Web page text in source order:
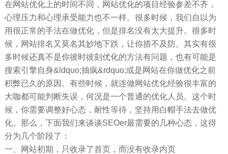
在网站优化上的时间不同，网站优化的项目经验参差不齐，
心理压力和心理承受能力也不一样。很多时候，我们自以为
用很正常的手法在做优化，但是排名没有太大提升。很多时
候，网站排名又莫名其妙地下跌，让你措不及防。其实有很
多时候还真不是你彼时彼刻优化的方法有问题，也有可能是
搜索引擎自身&ldquo;抽疯&rdquo;或是网站在你做优化之前
积弊已久的原因。有些时候，就连做网站优化经验很丰富的
大咖都可能判断失误，何况是一个普通的优化人员。这个时
候，你需要调整好心态，耐性等待，坚持用白帽手法去做优
化。那么，下面我们来谈谈SEOer最需要的几种心态，这得
分为几个阶段了：
一、网站初期，只收录了首页，而没有收录内页